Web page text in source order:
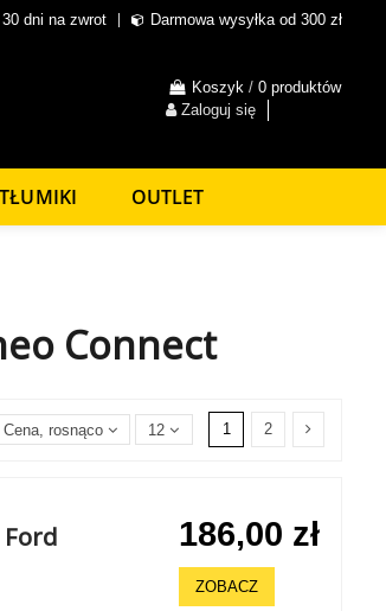
30 dni na zwrot Darmowa wysyłka od 300 zł
Koszyk / 0 produktów
Zaloguj się
TŁUMIKI OUTLET
Connect
Cena, rosnąco 12 1 2
186,00 zł
ZOBACZ